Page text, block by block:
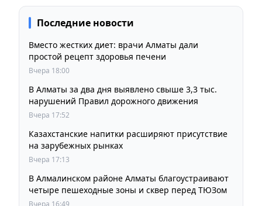
Последние новости
Вместо жестких диет: врачи Алматы дали
Вчера 18:00
В Алматы за два дня выявлено свыше 3,3 тыс.
нарушений Правил дорожного движения
Вчера 17:52
Казахстанские напитки расширяют присутствие
на зарубежных рынках
Вчера 17:13
В Алмалинском районе Алматы благоустраивают
четыре пешеходные зоны и сквер перед ТЮЗом
Вчера 16:49